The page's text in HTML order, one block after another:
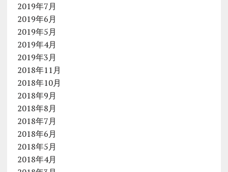
2019年7月
2019年6月
2019年5月
2019年4月
2019年3月
2018年11月
2018年10月
2018年9月
2018年8月
2018年7月
2018年6月
2018年5月
2018年4月